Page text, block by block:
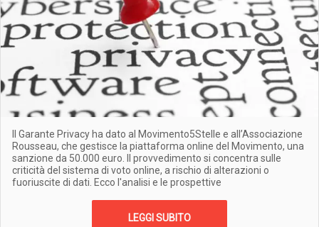
Il Garante Privacy ha dato al Movimento5Stelle e all’Associazione
Rousseau, che gestisce la piattaforma online del Movimento, una
sanzione da 50.000 euro. Il provvedimento si concentra sulle
criticità del sistema di voto online, a rischio di alterazioni o
fuoriuscite di dati. Ecco l'analisi e le prospettive
LEGGI SUBITO